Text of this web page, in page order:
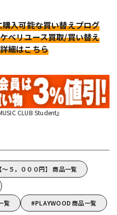
入可能な買い替えプログ
ベリユース買取/買い替え
細はこちら
CLUB Student』
５，０００円】 商品一覧
覧
PLAYWOOD 商品一覧